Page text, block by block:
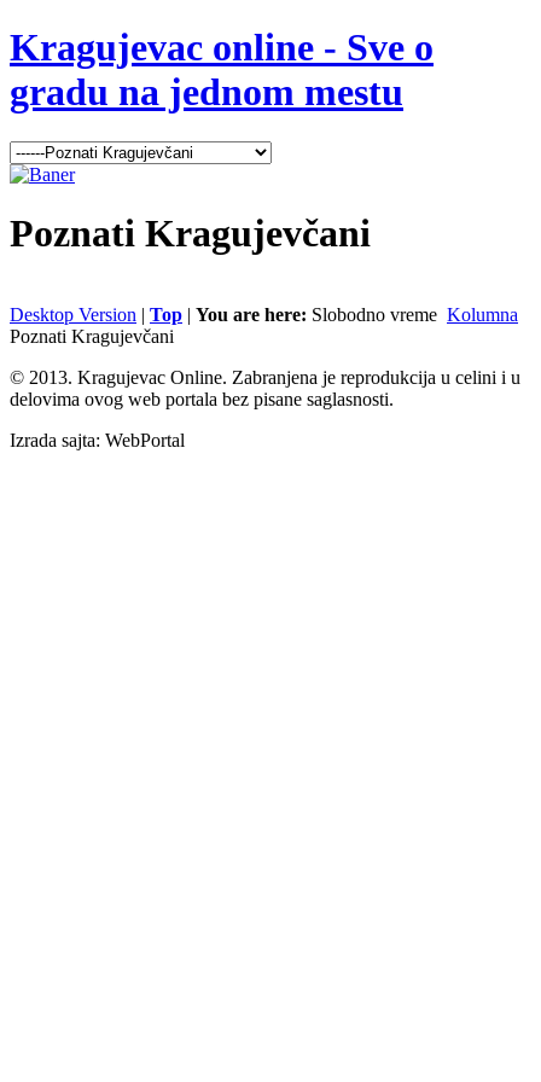
Kragujevac online - Sve o
gradu na jednom mestu
Poznati Kragujevčani
Desktop Version | Top | You are here: Slobodno vreme Kolumna
Poznati Kragujevčani
© 2013. Kragujevac Online. Zabranjena je reprodukcija u celini i u
delovima ovog web portala bez pisane saglasnosti.
Izrada sajta: WebPortal